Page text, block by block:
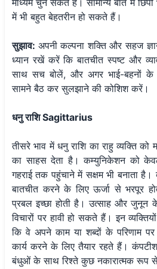
माध्यम चुन सकते हैं। सामान्य बात में
में भी बहुत बेहतरीन हो सकते हैं।
सुझाव: अपनी कल्पना शक्ति और सहज
ध्यान रखें करें कि बातचीत स्पष्ट और
साथ सच बोलें, और अगर भाई-बहनों के
सामने बैठ कर सुलझाने की कोशिश करें।
धनु राशि Sagittarius
तीसरे भाव में धनु राशि का राहु व्यक्ति
का साहस देता है। कम्युनिकेशन को
गहराई तक पहुंचाने में सक्षम भी बनाता
बातचीत करने के लिए ऊर्जा से भरपूर
प्रबल इच्छा होती है। उत्साह और जुनून
विचारों पर हावी हो सकते हैं। इन
कि वे अपने काम या शब्दों के परिणाम पर
कार्य करने के लिए तैयार रहते हैं।
बंधुओं के साथ रिश्ते कुछ नकारात्मक रूप से